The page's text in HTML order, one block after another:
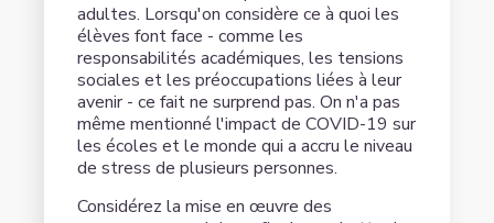
adultes. Lorsqu'on considère ce à quoi les
élèves font face - comme les
responsabilités académiques, les tensions
sociales et les préoccupations liées à leur
avenir - ce fait ne surprend pas. On n'a pas
même mentionné l'impact de COVID-19 sur
les écoles et le monde qui a accru le niveau
de stress de plusieurs personnes.
Considérez la mise en œuvre des